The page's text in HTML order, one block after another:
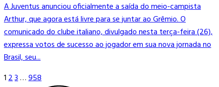
A Juventus anunciou oficialmente a saída do meio-campista
Arthur, que agora está livre para se juntar ao Grêmio. O
comunicado do clube italiano, divulgado nesta terça-feira (26),
expressa votos de sucesso ao jogador em sua nova jornada no
Brasil, seu...
123…958